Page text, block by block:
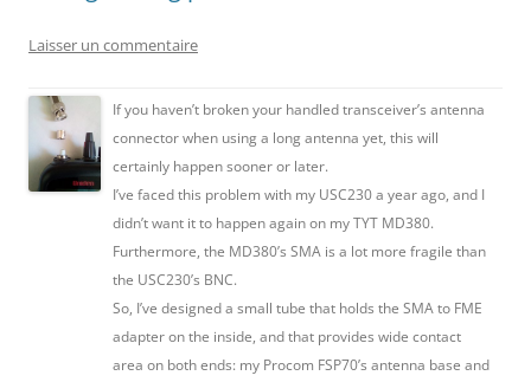
Laisser un commentaire
If you haven’t broken your handled transceiver’s antenna
connector when using a long antenna yet, this will
certainly happen sooner or later.
I’ve faced this problem with my USC230 a year ago, and I
didn’t want it to happen again on my TYT MD380.
Furthermore, the MD380’s SMA is a lot more fragile than
the USC230’s BNC.
So, I’ve designed a small tube that holds the SMA to FME
adapter on the inside, and that provides wide contact
area on both ends: my Procom FSP70’s antenna base and